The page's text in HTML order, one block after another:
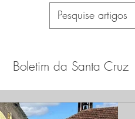
Boletim da Santa Cruz
Espiritualidade